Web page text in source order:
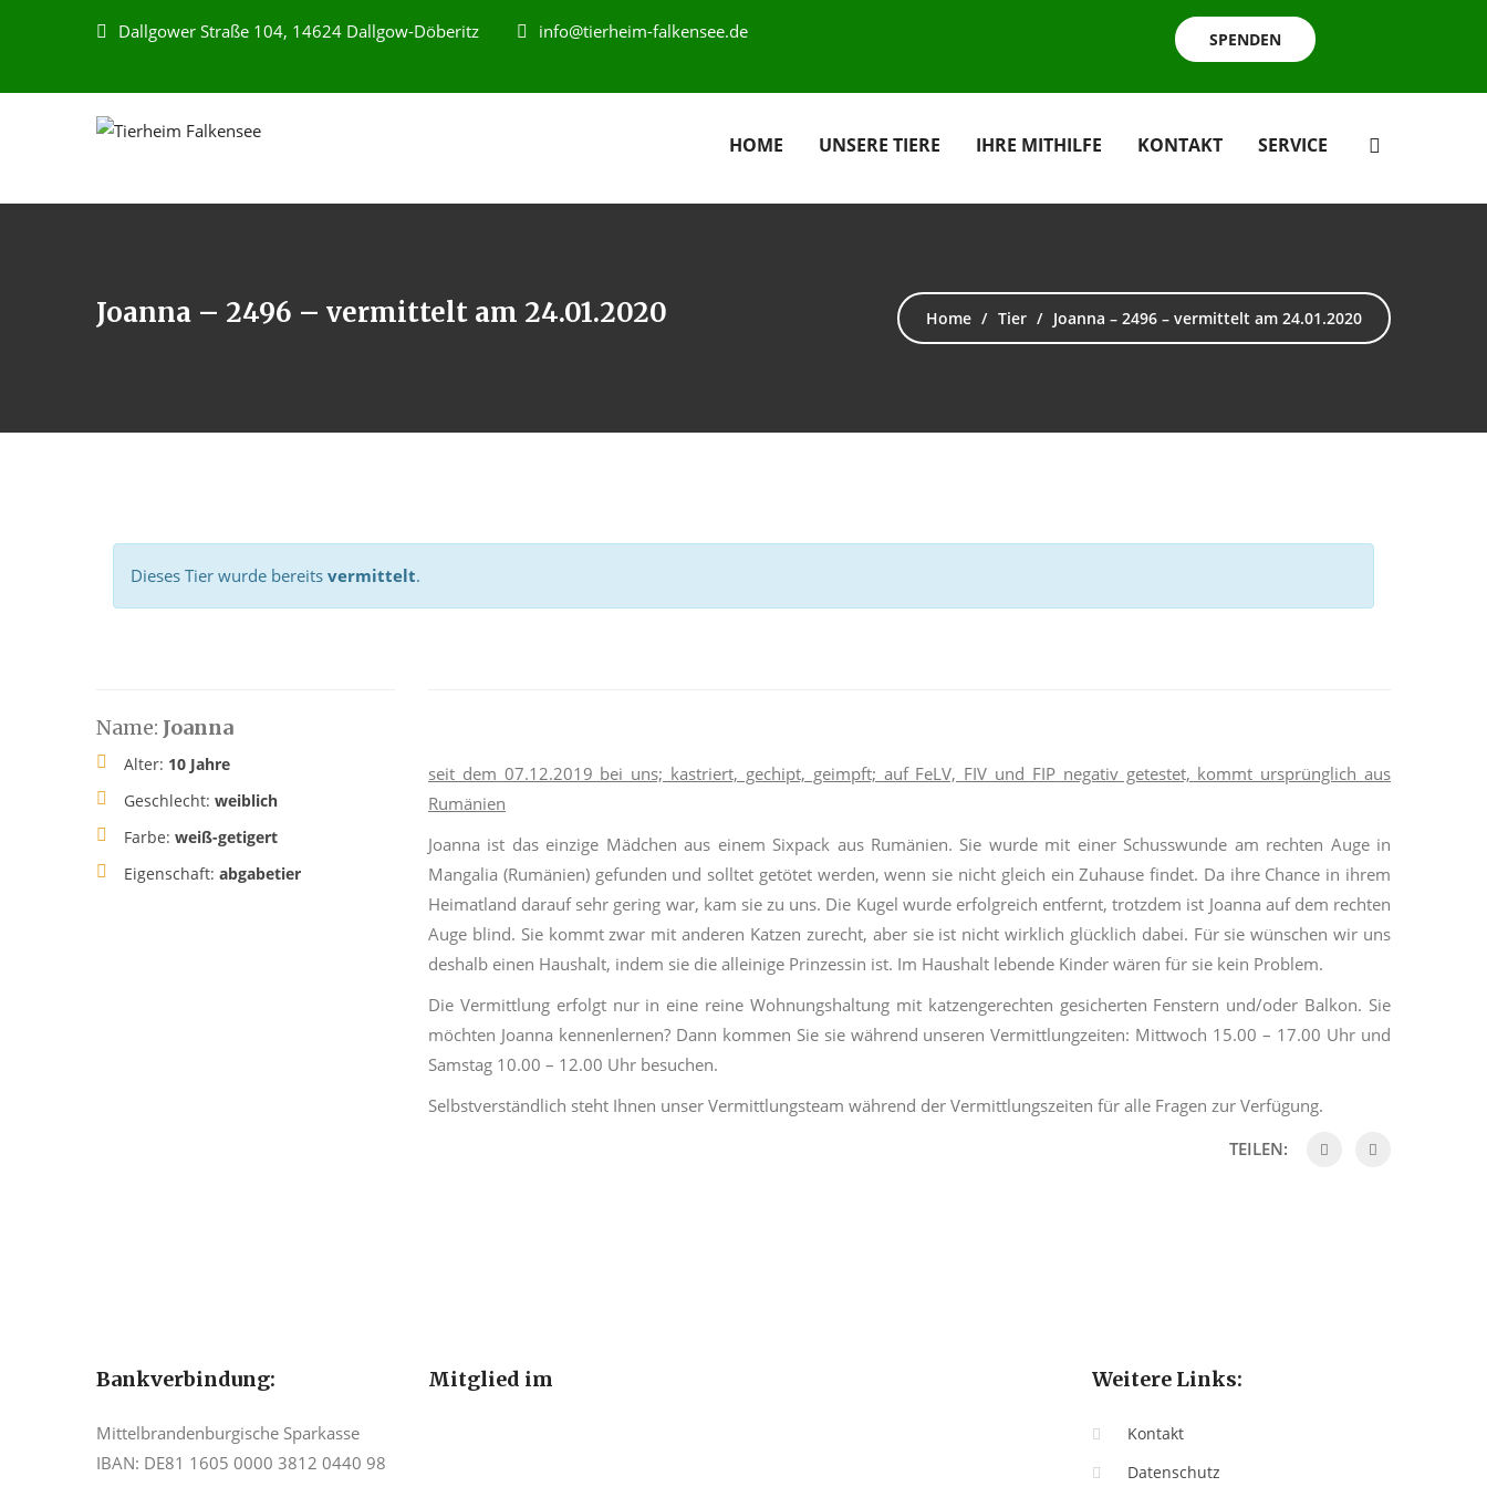
Dallgower Straße 104, 14624 Dallgow-Döberitz info@tierheim-falkensee.de SPENDEN
HOME UNSERE TIERE IHRE MITHILFE KONTAKT SERVICE
Joanna – 2496 – vermittelt am 24.01.2020 Home Tier Joanna – 2496 – vermittelt am 24.01.2020
Dieses Tier wurde bereits vermittelt.
Name: Joanna
Alter: 10 Jahre
Geschlecht: weiblich
Farbe: weiß-getigert
Eigenschaft: abgabetier
seit dem 07.12.2019 bei uns; kastriert, gechipt, geimpft; auf FeLV, FIV und FIP negativ getestet, kommt ursprünglich aus
Rumänien
Joanna ist das einzige Mädchen aus einem Sixpack aus Rumänien. Sie wurde mit einer Schusswunde am rechten Auge in
Mangalia (Rumänien) gefunden und solltet getötet werden, wenn sie nicht gleich ein Zuhause findet. Da ihre Chance in ihrem
Heimatland darauf sehr gering war, kam sie zu uns. Die Kugel wurde erfolgreich entfernt, trotzdem ist Joanna auf dem rechten
Auge blind. Sie kommt zwar mit anderen Katzen zurecht, aber sie ist nicht wirklich glücklich dabei. Für sie wünschen wir uns
deshalb einen Haushalt, indem sie die alleinige Prinzessin ist. Im Haushalt lebende Kinder wären für sie kein Problem.
Die Vermittlung erfolgt nur in eine reine Wohnungshaltung mit katzengerechten gesicherten Fenstern und/oder Balkon. Sie
möchten Joanna kennenlernen? Dann kommen Sie sie während unseren Vermittlungzeiten: Mittwoch 15.00 – 17.00 Uhr und
Samstag 10.00 – 12.00 Uhr besuchen.
Selbstverständlich steht Ihnen unser Vermittlungsteam während der Vermittlungszeiten für alle Fragen zur Verfügung.
TEILEN:
Bankverbindung:
Mittelbrandenburgische Sparkasse
IBAN: DE81 1605 0000 3812 0440 98
Mitglied im Weitere Links:
Kontakt
Datenschutz